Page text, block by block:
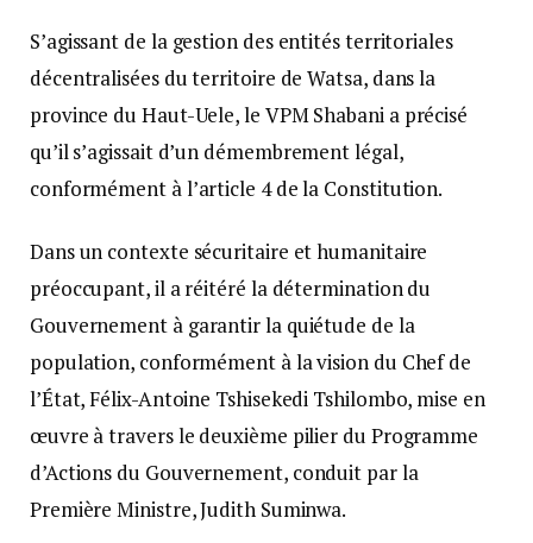
S’agissant de la gestion des entités territoriales
décentralisées du territoire de Watsa, dans la
province du Haut-Uele, le VPM Shabani a précisé
qu’il s’agissait d’un démembrement légal,
conformément à l’article 4 de la Constitution.
Dans un contexte sécuritaire et humanitaire
préoccupant, il a réitéré la détermination du
Gouvernement à garantir la quiétude de la
population, conformément à la vision du Chef de
l’État, Félix-Antoine Tshisekedi Tshilombo, mise en
œuvre à travers le deuxième pilier du Programme
d’Actions du Gouvernement, conduit par la
Première Ministre, Judith Suminwa.